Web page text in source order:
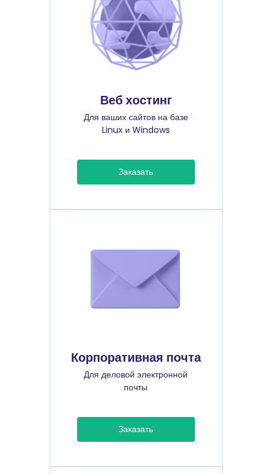
Веб хостинг
Для ваших сайтов на базе
Linux и Windows
Заказать
Корпоративная почта
Для деловой электронной
почты
Заказать